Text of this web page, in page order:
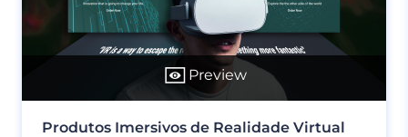
Preview
Produtos Imersivos de Realidade Virtual